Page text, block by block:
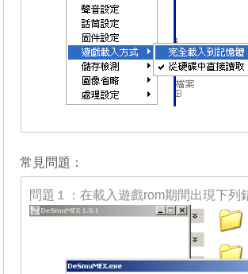
常見問題：
問題１：在載入遊戲rom期間出現下列